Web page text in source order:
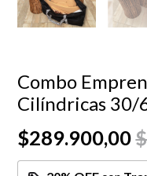
Combo
Cilíndricas 30/
$289.900,00